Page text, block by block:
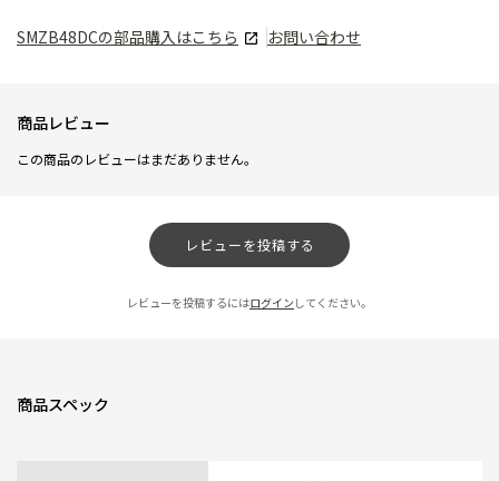
SMZB48DCの部品購入はこちら お問い合わせ
商品レビュー
この商品のレビューはまだありません。
レビューを投稿する
レビューを投稿するにはログイン してください。
商品スペック